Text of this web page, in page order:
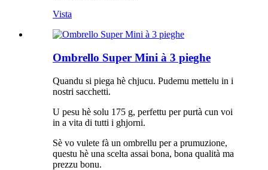
Vista
Ombrello Super Mini à 3 pieghe
Quandu si piega hè chjucu. Pudemu mettelu in i
nostri sacchetti.
U pesu hè solu 175 g, perfettu per purtà cun voi
in a vita di tutti i ghjorni.
Sè vo vulete fà un ombrellu per a prumuzione,
questu hè una scelta assai bona, bona qualità ma
prezzu bonu.